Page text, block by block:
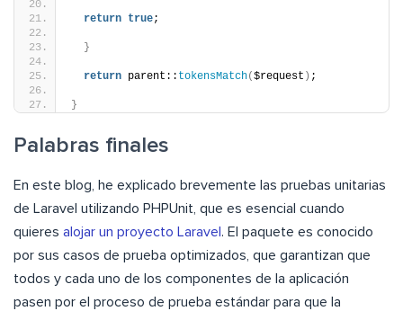
return true;
}
return parent:: tokensMatch($request ) ;
}
Palabras finales
En este blog, he explicado brevemente las pruebas unitarias
de Laravel utilizando PHPUnit, que es esencial cuando
quieres alojar un proyecto Laravel . El paquete es conocido
por sus casos de prueba optimizados, que garantizan que
todos y cada uno de los componentes de la aplicación
pasen por el proceso de prueba estándar para que la